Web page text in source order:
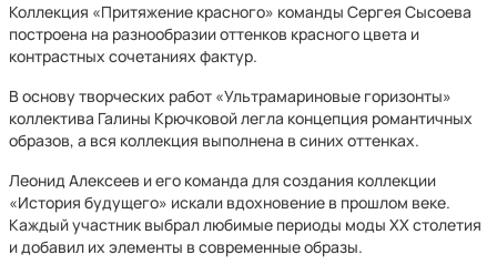
Коллекция «Притяжение красного» команды Сергея Сысоева
построена на разнообразии оттенков красного цвета и
контрастных сочетаниях фактур.
В основу творческих работ «Ультрамариновые горизонты»
коллектива Галины Крючковой легла концепция романтичных
образов, а вся коллекция выполнена в синих оттенках.
Леонид Алексеев и его команда для создания коллекции
«История будущего» искали вдохновение в прошлом веке.
Каждый участник выбрал любимые периоды моды XX столетия
и добавил их элементы в современные образы.